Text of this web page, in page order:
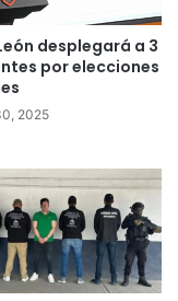
desplegará a 3
por elecciones
2025